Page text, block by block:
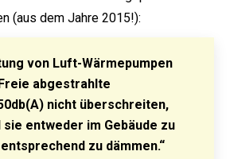
(aus dem Jahre 2015!):
von Luft-Wärmepumpen
abgestrahlte
nicht überschreiten,
entweder im Gebäude zu
zu dämmen.“